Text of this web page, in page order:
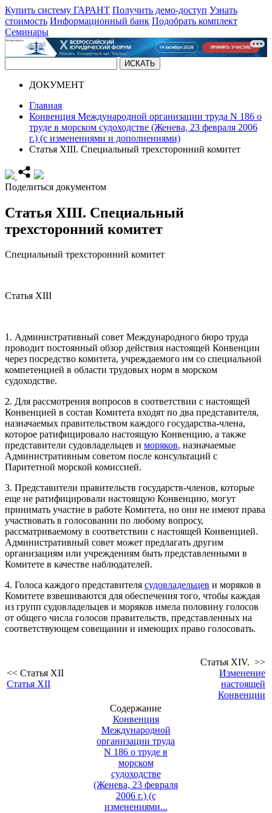
Купить систему ГАРАНТ Получить демо-доступ Узнать
стоимость Информационный банк Подобрать комплект
Семинары
ДОКУМЕНТ
Главная
Конвенция Международной организации труда N 186 о
труде в морском судоходстве (Женева, 23 февраля 2006
г.) (с изменениями и дополнениями)
Статья XIII. Специальный трехсторонний комитет
Поделиться документом
Статья XIII. Специальный
трехсторонний комитет
Специальный трехсторонний комитет
Статья XIII
1. Административный совет Международного бюро труда
проводит постоянный обзор действия настоящей Конвенции
через посредство комитета, учреждаемого им со специальной
компетенцией в области трудовых норм в морском
судоходстве.
2. Для рассмотрения вопросов в соответствии с настоящей
Конвенцией в состав Комитета входят по два представителя,
назначаемых правительством каждого государства-члена,
которое ратифицировало настоящую Конвенцию, а также
представители судовладельцев и моряков, назначаемые
Административным советом после консультаций с
Паритетной морской комиссией.
3. Представители правительств государств-членов, которые
еще не ратифицировали настоящую Конвенцию, могут
принимать участие в работе Комитета, но они не имеют права
участвовать в голосовании по любому вопросу,
рассматриваемому в соответствии с настоящей Конвенцией.
Административный совет может предлагать другим
организациям или учреждениям быть представленными в
Комитете в качестве наблюдателей.
4. Голоса каждого представителя судовладельцев и моряков в
Комитете взвешиваются для обеспечения того, чтобы каждая
из групп судовладельцев и моряков имела половину голосов
от общего числа голосов правительств, представленных на
соответствующем совещании и имеющих право голосовать.
<< Статья XII
Статья XII
Статья XIV. >>
Изменение
настоящей
Конвенции
Содержание
Конвенция
Международной
организации труда
N 186 о труде в
морском
судоходстве
(Женева, 23 февраля
2006 г.) (с
изменениями...